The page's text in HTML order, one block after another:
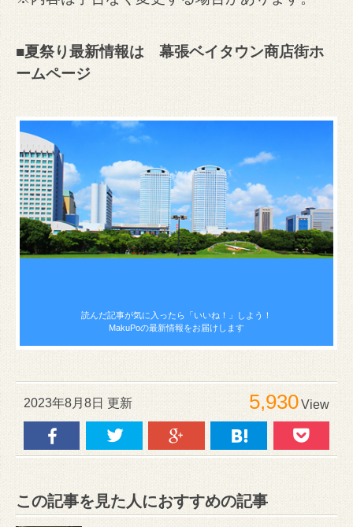
■夏祭り最新情報は 幕張ベイタウン商店街ホ
ームページ
読んだ記事が気に入ったら 「いいね！」しよう！
MakuPoの最新情報をお届けします
2023年8月8日 更新 5,930View
この記事を見た人におすすめの記事